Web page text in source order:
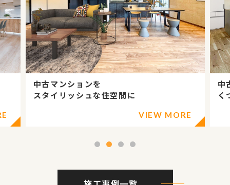
中古住宅がオシャレに変身
くつろぎ空間の心地よさ
VIEW MORE
1 2 3 4